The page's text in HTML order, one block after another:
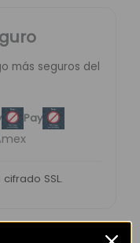
más seguros del
Pay
SSL.